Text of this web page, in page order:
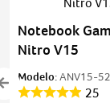
Notebook
Nitro V15
Modelo: ANV15-
25